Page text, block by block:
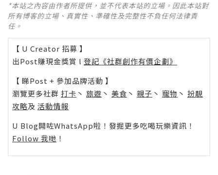
*本站之內容由作者所提供，並不代表本站的立場。因此本站對
所有博客的立場、真實性、準確性及完整性不負任何法律責
任。
【 U Creator 招募 】
出Post賺現金獎賞 l 登記《社群創作有價企劃》
【 睇Post + 參加品牌活動 】
瀏覽更多社群 打卡 丶 旅遊 丶 美食 丶 親子 丶 寵物 丶 扮靚
攻略及 活動情報
U Blog開咗WhatsApp啦！發掘更多吃喝玩樂資訊！
Follow 我哋 ！